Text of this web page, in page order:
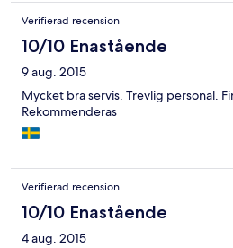
Verifierad recension
10/10 Enastående
9 aug. 2015
Mycket bra servis. Trevlig personal.
Rekommenderas
Verifierad recension
10/10 Enastående
4 aug. 2015